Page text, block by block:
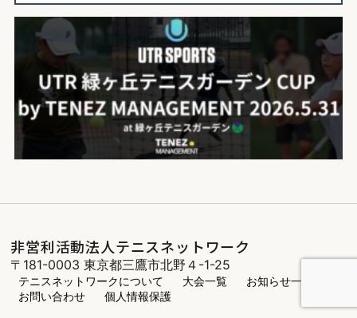
非営利活動法人テニスネットワーク
〒181-0003 東京都三鷹市北野４-1-25
テニスネットワークについて 大会一覧
お知らせ一覧
お問い合わせ
個人情報保護